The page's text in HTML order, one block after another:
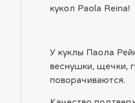
кукол Paola Reina!
У куклы Паола
веснушки, щечки,
поворачиваются.